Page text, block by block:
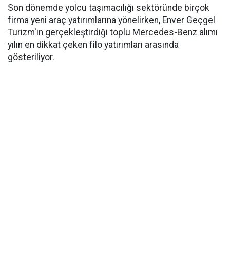
Son dönemde yolcu taşımacılığı sektöründe birçok
firma yeni araç yatırımlarına yönelirken, Enver Geçgel
Turizm'in gerçekleştirdiği toplu Mercedes-Benz alımı
yılın en dikkat çeken filo yatırımları arasında
gösteriliyor.